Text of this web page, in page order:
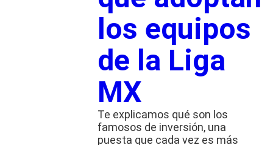
los equipos
de la Liga
MX
Te explicamos qué son los
famosos de inversión, una
puesta que cada vez es más